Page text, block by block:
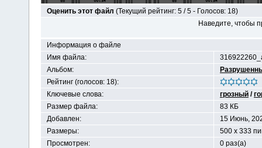
Оценить этот файл (Текущий рейтинг: 5 / 5 - Голосов: 18)
Наведите, чтобы
Информация о файле
Имя файла:
Альбом:
Рейтинг (голосов: 18):
Ключевые слова:
грозный /
Размер файла:
83 КБ
Добавлен:
15 Июнь,
Размеры:
500 x 333
Просмотрен:
0 раз(а)